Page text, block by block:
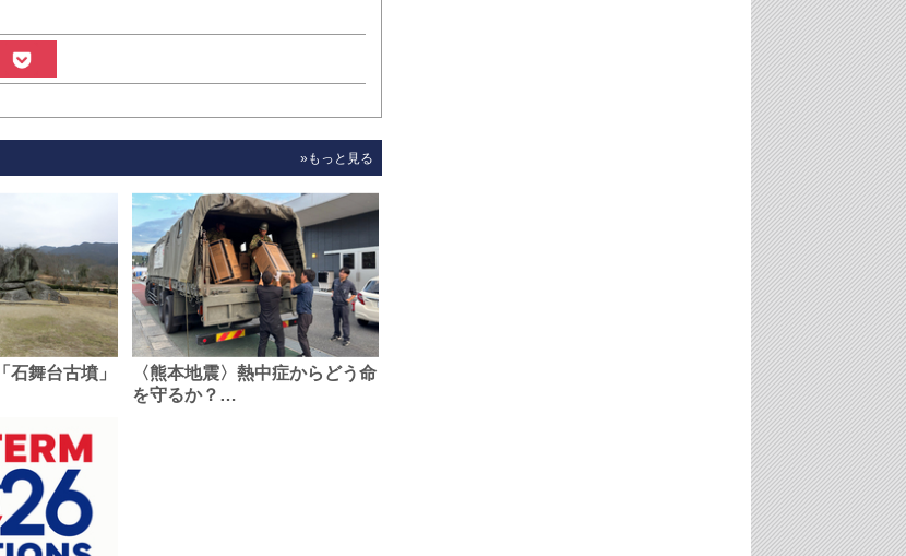
»もっと見る
石舞台古墳」
〈熊本地震〉熱中症からどう命
を守るか？…